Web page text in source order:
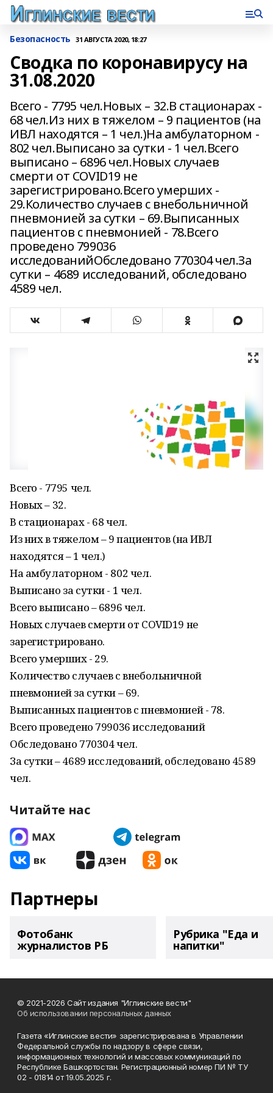
Безопасность 31 АВГУСТА 2020, 18:27
Сводка по коронавирусу на
31.08.2020
Всего - 7795 чел.Новых – 32.В стационарах -
68 чел.Из них в тяжелом – 9 пациентов (на
ИВЛ находятся – 1 чел.)На амбулаторном -
802 чел.Выписано за сутки - 1 чел.Всего
выписано – 6896 чел.Новых случаев
смерти от COVID19 не
зарегистрировано.Всего умерших -
29.Количество случаев с внебольничной
пневмонией за сутки – 69.Выписанных
пациентов с пневмонией - 78.Всего
проведено 799036
исследованийОбследовано 770304 чел.За
сутки – 4689 исследований, обследовано
4589 чел.
Всего - 7795 чел.
Новых – 32.
В стационарах - 68 чел.
Из них в тяжелом – 9 пациентов (на ИВЛ
находятся – 1 чел.)
На амбулаторном - 802 чел.
Выписано за сутки - 1 чел.
Всего выписано – 6896 чел.
Новых случаев смерти от COVID19 не
зарегистрировано.
Всего умерших - 29.
Количество случаев с внебольничной
пневмонией за сутки – 69.
Выписанных пациентов с пневмонией - 78.
Всего проведено 799036 исследований
Обследовано 770304 чел.
За сутки – 4689 исследований, обследовано 4589
чел.
Читайте нас
Партнеры
Фотобанк
журналистов РБ
Рубрика "Еда и
напитки"
© 2021-2026 Сайт издания "Иглинские вести"
Об использовании персональных данных
Газета «Иглинские вести» зарегистрирована в Управлении
Федеральной службы по надзору в сфере связи,
информационных технологий и массовых коммуникаций по
Республике Башкортостан. Регистрационный номер ПИ № ТУ
02 - 01814 от 19.05.2025 г.